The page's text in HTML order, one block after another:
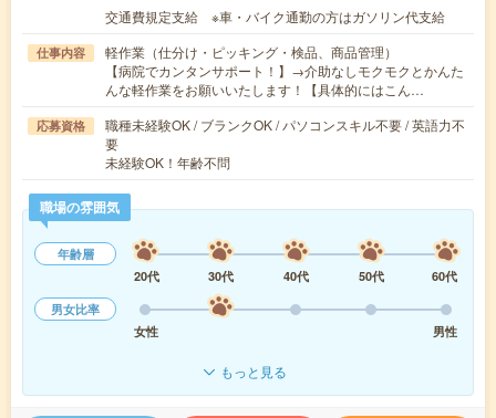
交通費規定支給 ※車・バイク通勤の方はガソリン代支給
仕事内容
軽作業（仕分け・ピッキング・検品、商品管理）
【病院でカンタンサポート！】→介助なしモクモクとかんた
んな軽作業をお願いいたします！【具体的にはこん…
応募資格
職種未経験OK / ブランクOK / パソコンスキル不要 / 英語力不
要
未経験OK！年齢不問
職場の雰囲気
年齢層
20代
30代 40代 50代
60代
男女比率
女性
男性
もっと見る